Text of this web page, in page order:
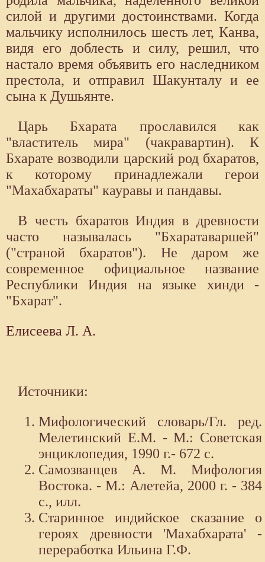
силой и другими достоинствами. Когда
мальчику исполнилось шесть лет, Канва,
видя его доблесть и силу, решил, что
настало время объявить его наследником
престола, и отправил Шакунталу и ее
сына к Душьянте.
Царь Бхарата прославился как
"властитель мира" (чакравартин). К
Бхарате возводили царский род бхаратов,
к которому принадлежали герои
"Махабхараты" кауравы и пандавы.
В честь бхаратов Индия в древности
часто называлась "Бхаратаваршей"
("страной бхаратов"). Не даром же
современное официальное название
Республики Индия на языке хинди -
"Бхарат".
Елисеева Л. А.
Источники:
Мифологический словарь/Гл. ред.
Мелетинский Е.М. - М.: Советская
энциклопедия, 1990 г.- 672 с.
Самозванцев А. М. Мифология
Востока. - М.: Алетейа, 2000 г. - 384
с., илл.
Старинное индийское сказание о
героях древности 'Махабхарата' -
переработка Ильина Г.Ф.